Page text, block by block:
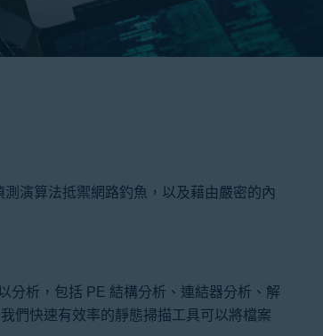
演算法抵禦網路釣魚，以及藉由嚴密的內
分析，包括 PE 結構分析、連結器分析、解
們快速有效率的靜態掃描工具可以將檔案